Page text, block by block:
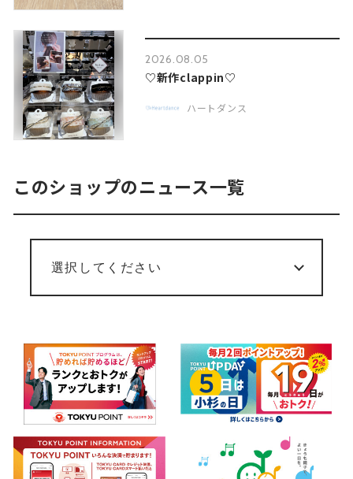
2026.08.05
♡新作clappin♡
ハートダンス
このショップのニュース一覧